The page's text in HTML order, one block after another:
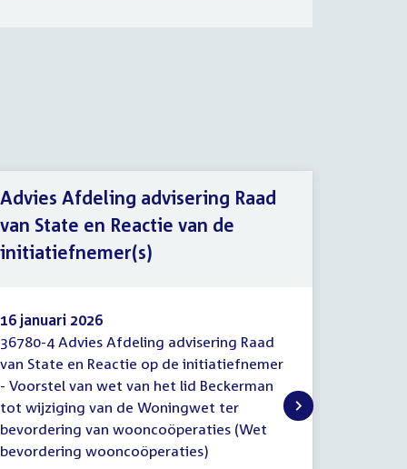
Advies
Afdeling
advisering
Raad
van
State
16 januari 2026
36780-4 Advies Afdeling advisering Raad
van State en Reactie op de initiatiefnemer
- Voorstel van wet van het lid Beckerman
tot wijziging van de Woningwet ter
bevordering van wooncoöperaties (Wet
bevordering wooncoöperaties)
Advies Afdeling advisering Raad
van State en Reactie van de
initiatiefnemer(s)